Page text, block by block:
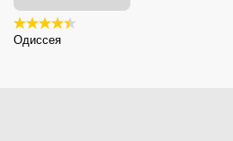
Одиссея